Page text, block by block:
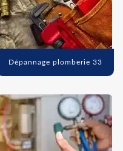
Dépannage plomberie 33